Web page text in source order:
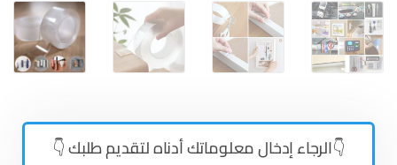
👇الرجاء إدخال معلوماتك أدناه لتقديم طلبك 👇